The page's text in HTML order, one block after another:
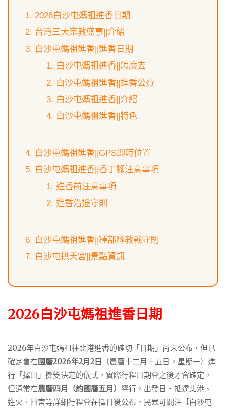
2026白沙屯媽祖進香日期
台灣三大宗教盛事||介紹
白沙屯媽祖進香||進香日期
白沙屯媽祖進香||怎麼去
白沙屯媽祖進香||進香公費
白沙屯媽祖進香||介紹
白沙屯媽祖進香||特色
白沙屯媽祖進香||GPS即時位置
白沙屯媽祖進香||香丁腳注意事項
進香前注意事項
進香沿途守則
白沙屯媽祖進香||種部隊教戰守則
白沙屯拱天宮||景點資訊
2026白沙屯媽祖進香日期
2026年白沙屯媽祖往北港進香的確切「日期」尚未公布，但已
確定會在國曆2026年2月2日
（農曆十二月十五日，星期一）進
行「擇日」擲筊決定的儀式，實際行程日期會之後才會確定，
但通常在農曆四月（約國曆五月） 舉行，出發日、抵達北港、
進火、回宮等詳細行程會在擇日後公布，民眾可關注【白沙屯